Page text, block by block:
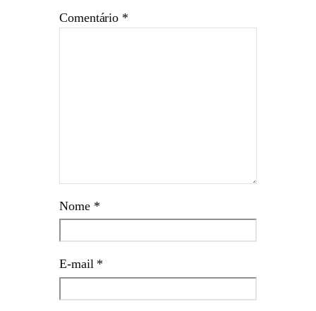
Comentário *
Nome *
E-mail *